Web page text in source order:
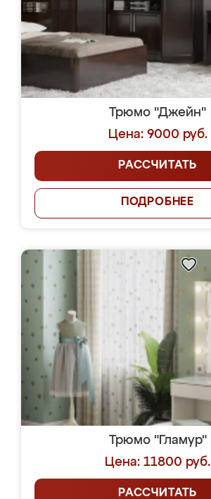
Трюмо "Джейн"
Цена: 9000 руб.
РАССЧИТАТЬ
ПОДРОБНЕЕ
Трюмо "Гламур"
Цена: 11800 руб.
РАССЧИТАТЬ